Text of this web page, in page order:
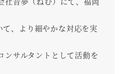
て、より細やかな対応を実
ンサルタントとして活動を